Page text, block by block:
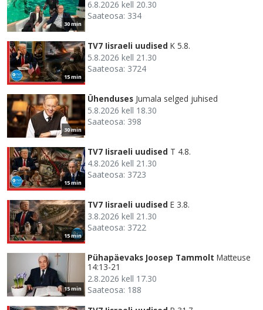
30 min
6.8.2026 kell 20.30
Saateosa: 334
15 min
TV7 Iisraeli uudised K 5.8.
5.8.2026 kell 21.30
Saateosa: 3724
30 min
Ühenduses Jumala selged juhised
5.8.2026 kell 18.30
Saateosa: 398
15 min
TV7 Iisraeli uudised T 4.8.
4.8.2026 kell 21.30
Saateosa: 3723
15 min
TV7 Iisraeli uudised E 3.8.
3.8.2026 kell 21.30
Saateosa: 3722
15 min
Pühapäevaks Joosep Tammolt Matteuse
14:13-21
2.8.2026 kell 17.30
Saateosa: 188